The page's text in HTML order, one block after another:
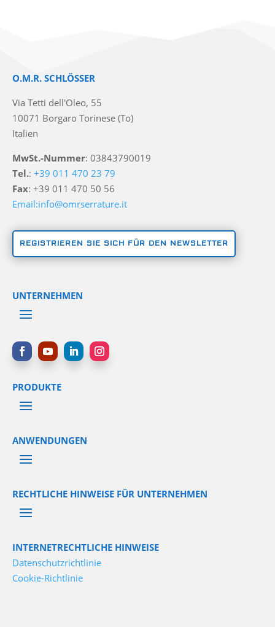
O.M.R. SCHLÖSSER
Via Tetti dell'Oleo, 55
10071 Borgaro Torinese (To)
Italien
MwSt.-Nummer: 03843790019
Tel.:+39 011 470 23 79
Fax: +39 011 470 50 56
Email:info@omrserrature.it
REGISTRIEREN SIE SICH FÜR DEN NEWSLETTER
UNTERNEHMEN
PRODUKTE
ANWENDUNGEN
RECHTLICHE HINWEISE FÜR UNTERNEHMEN
INTERNETRECHTLICHE HINWEISE
Datenschutzrichtlinie
Cookie-Richtlinie